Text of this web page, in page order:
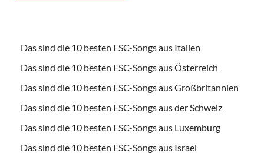
Das sind die 10 besten ESC-Songs aus Italien
Das sind die 10 besten ESC-Songs aus Österreich
Das sind die 10 besten ESC-Songs aus Großbritannien
Das sind die 10 besten ESC-Songs aus der Schweiz
Das sind die 10 besten ESC-Songs aus Luxemburg
Das sind die 10 besten ESC-Songs aus Israel